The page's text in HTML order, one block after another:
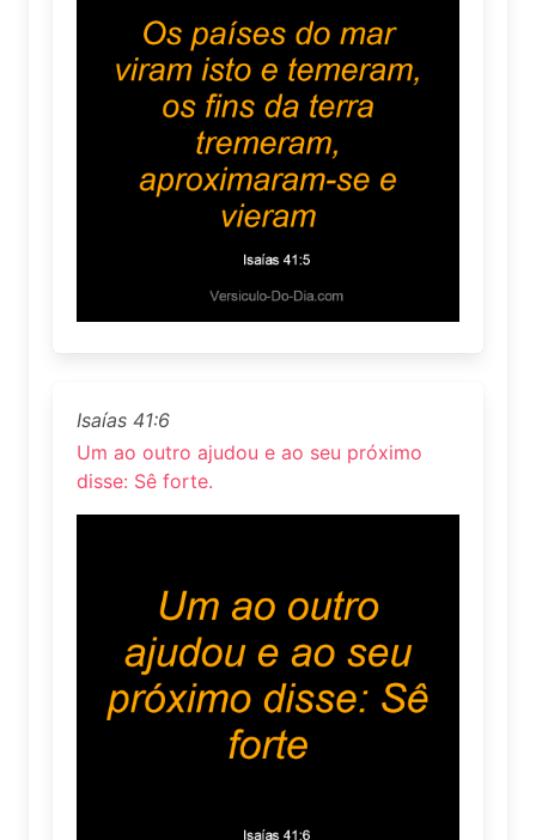
Isaías 41:6
Um ao outro ajudou e ao seu próximo
disse: Sê forte.